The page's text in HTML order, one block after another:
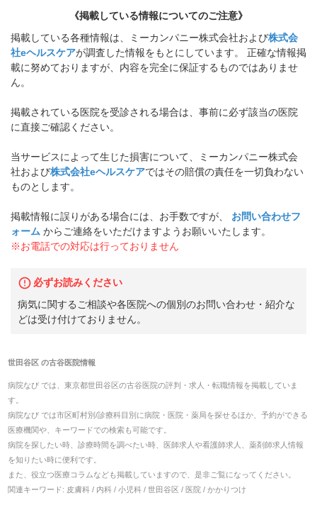
《掲載している情報についてのご注意》
掲載している各種情報は、ミーカンパニー株式会社および株式会
社eヘルスケアが調査した情報をもとにしています。 正確な情報掲
載に努めておりますが、内容を完全に保証するものではありませ
ん。
掲載されている医院を受診される場合は、事前に必ず該当の医院
に直接ご確認ください。
当サービスによって生じた損害について、ミーカンパニー株式会
社および株式会社eヘルスケアではその賠償の責任を一切負わない
ものとします。
掲載情報に誤りがある場合には、お手数ですが、
お問い合わせフ
ォーム からご連絡をいただけますようお願いいたします。
※お電話での対応は行っておりません
必ずお読みください
病気に関するご相談や各医院への個別のお問い合わせ・紹介な
どは受け付けておりません。
世田谷区 の古谷医院情報
病院なび では、 東京都世田谷区の古谷医院の評判・求人・転職情報を掲載していま
す。
病院なび では市区町村別/診療科目別に病院・医院・薬局を探せるほか、予約ができる
医療機関や、キーワードでの検索も可能です。
病院を探したい時、診療時間を調べたい時、医師求人や看護師求人、薬剤師求人情報
を知りたい時に便利です。
また、役立つ医療コラムなども掲載していますので、是非ご覧になってください。
関連キーワード: 皮膚科 / 内科 / 小児科 / 世田谷区 / 医院 / かかりつけ